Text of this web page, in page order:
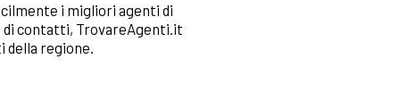
i migliori agenti di
di contatti, TrovareAgenti.it
regione.